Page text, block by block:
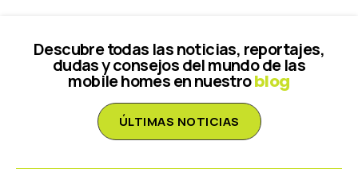
Descubre todas las noticias, reportajes,
dudas y consejos del mundo de las
mobile homes en nuestroblog
ÚLTIMAS NOTICIAS